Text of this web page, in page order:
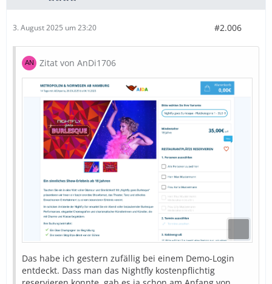
3. August 2025 um 23:20 #2.006
Zitat von AnDi1706
Das habe ich gestern zufällig bei einem Demo-Login
entdeckt. Dass man das Nightfly kostenpflichtig